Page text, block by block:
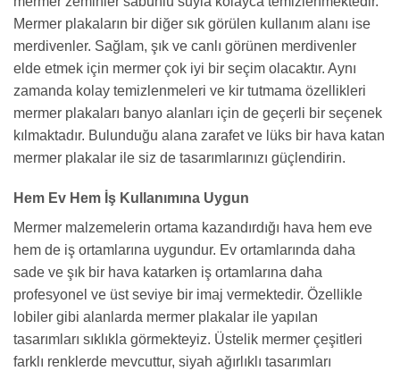
Mermer plakaların bir diğer sık görülen kullanım alanı ise
merdivenler. Sağlam, şık ve canlı görünen merdivenler
elde etmek için mermer çok iyi bir seçim olacaktır. Aynı
zamanda kolay temizlenmeleri ve kir tutmama özellikleri
mermer plakaları banyo alanları için de geçerli bir seçenek
kılmaktadır. Bulunduğu alana zarafet ve lüks bir hava katan
mermer plakalar ile siz de tasarımlarınızı güçlendirin.
Hem Ev Hem İş Kullanımına Uygun
Mermer malzemelerin ortama kazandırdığı hava hem eve
hem de iş ortamlarına uygundur. Ev ortamlarında daha
sade ve şık bir hava katarken iş ortamlarına daha
profesyonel ve üst seviye bir imaj vermektedir. Özellikle
lobiler gibi alanlarda mermer plakalar ile yapılan
tasarımları sıklıkla görmekteyiz. Üstelik mermer çeşitleri
farklı renklerde mevcuttur, siyah ağırlıklı tasarımları